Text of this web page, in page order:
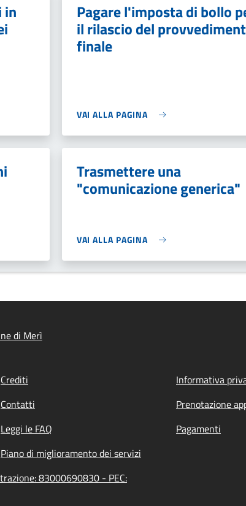
in Pagare l'imposta di bollo
il rilascio del
finale
VAI ALLA PAGINA
Trasmettere una
"comunicazione generica"
VAI ALLA PAGINA
di Merì
Crediti Informativa
Contatti Prenotazione
Leggi le FAQ Pagamenti
Piano di miglioramento dei servizi
83000690830 - PEC: